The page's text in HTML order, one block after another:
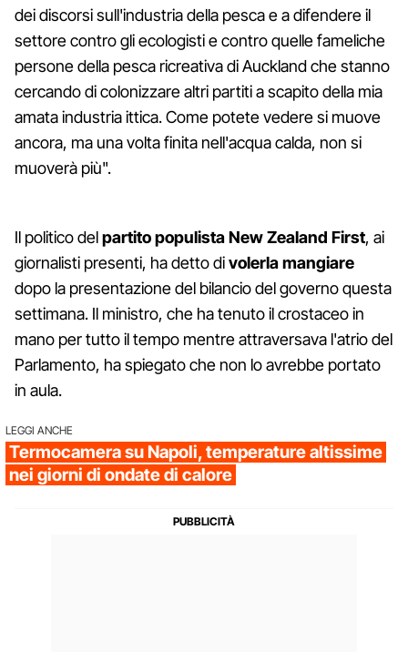
dei discorsi sull'industria della pesca e a difendere il
settore contro gli ecologisti e contro quelle fameliche
persone della pesca ricreativa di Auckland che stanno
cercando di colonizzare altri partiti a scapito della mia
amata industria ittica. Come potete vedere si muove
ancora, ma una volta finita nell'acqua calda, non si
muoverà più".
Il politico delpartito populista New Zealand First, ai
giornalisti presenti, ha detto divolerla mangiare
dopo la presentazione del bilancio del governo questa
settimana. Il ministro, che ha tenuto il crostaceo in
mano per tutto il tempo mentre attraversava l'atrio del
Parlamento, ha spiegato che non lo avrebbe portato
in aula.
LEGGI ANCHE
Termocamera su Napoli, temperature altissime
nei giorni di ondate di calore